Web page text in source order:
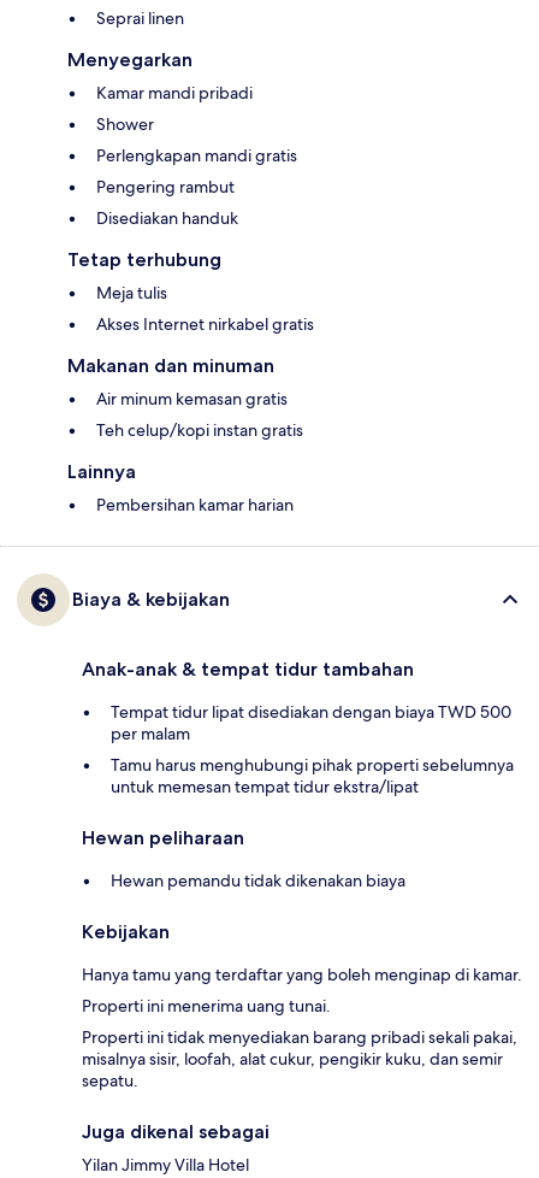
Seprai linen
Menyegarkan
Kamar mandi pribadi
Shower
Perlengkapan mandi gratis
Pengering rambut
Disediakan handuk
Tetap terhubung
Meja tulis
Akses Internet nirkabel gratis
Makanan dan minuman
Air minum kemasan gratis
Teh celup/kopi instan gratis
Lainnya
Pembersihan kamar harian
Biaya & kebijakan
Anak-anak & tempat tidur tambahan
Tempat tidur lipat disediakan dengan biaya TWD 500
per malam
Tamu harus menghubungi pihak properti sebelumnya
untuk memesan tempat tidur ekstra/lipat
Hewan peliharaan
Hewan pemandu tidak dikenakan biaya
Kebijakan
Hanya tamu yang terdaftar yang boleh menginap di kamar.
Properti ini menerima uang tunai.
Properti ini tidak menyediakan barang pribadi sekali pakai,
misalnya sisir, loofah, alat cukur, pengikir kuku, dan semir
sepatu.
Juga dikenal sebagai
Yilan Jimmy Villa Hotel